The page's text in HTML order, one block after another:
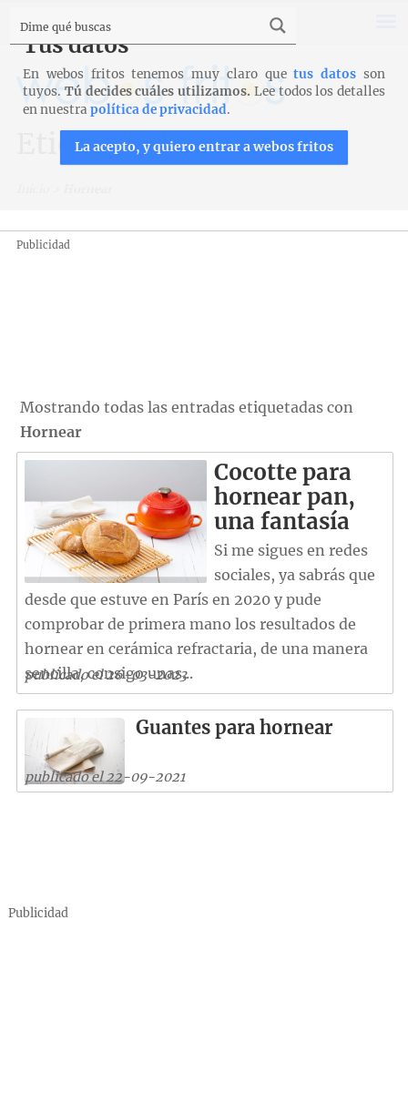
Etiqueta: Hornear
Publicidad
Mostrando todas las entradas etiquetadas con
Hornear
Cocotte para
hornear pan,
una fantasía
Si me sigues en redes
sociales, ya sabrás que
desde que estuve en París en 2020 y pude
comprobar de primera mano los resultados de
hornear en cerámica refractaria, de una manera
sencilla, consigo unas...
publicado el 26-03-2023
Guantes para hornear
publicado el 22-09-2021
Publicidad
Tus datos
En webos fritos tenemos muy claro quetus datos son
tuyos. Tú decides cuáles utilizamos. Lee todos los detalles
en nuestrapolítica de privacidad.
La acepto, y quiero entrar a webos fritos